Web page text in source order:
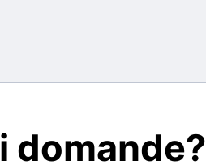
domande?